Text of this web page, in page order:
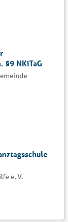
NKiTaG
e. V.